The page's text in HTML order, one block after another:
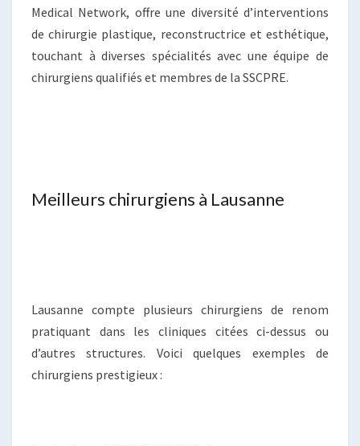
Medical Network, offre une diversité d’interventions
de chirurgie plastique, reconstructrice et esthétique,
touchant à diverses spécialités avec une équipe de
chirurgiens qualifiés et membres de la SSCPRE.
Meilleurs chirurgiens à Lausanne
Lausanne compte plusieurs chirurgiens de renom
pratiquant dans les cliniques citées ci-dessus ou
d’autres structures. Voici quelques exemples de
chirurgiens prestigieux :